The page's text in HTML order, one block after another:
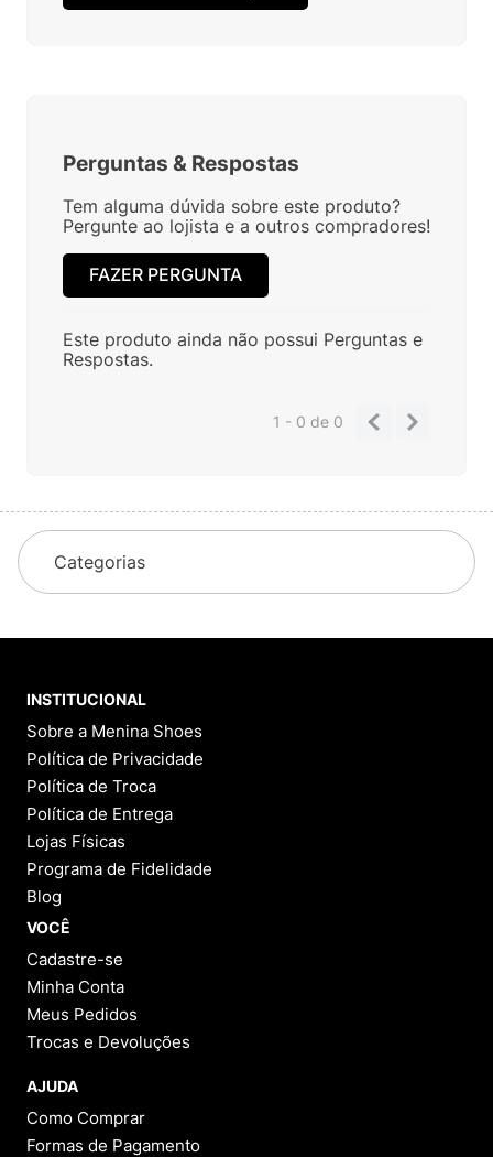
Perguntas & Respostas
Tem alguma dúvida sobre este produto?
Pergunte ao lojista e a outros compradores!
FAZER PERGUNTA
Este produto ainda não possui Perguntas e
Respostas.
1 - 0de 0
Categorias
INSTITUCIONAL
Sobre a Menina Shoes
Política de Privacidade
Política de Troca
Política de Entrega
Lojas Físicas
Programa de Fidelidade
Blog
VOCÊ
Cadastre-se
Minha Conta
Meus Pedidos
Trocas e Devoluções
AJUDA
Como Comprar
Formas de Pagamento